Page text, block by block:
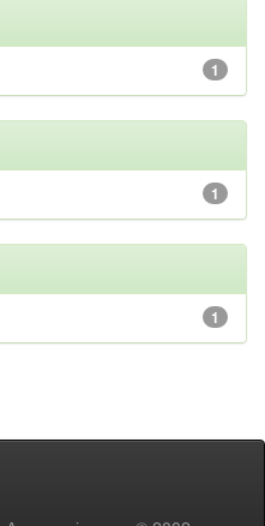
1
1
1